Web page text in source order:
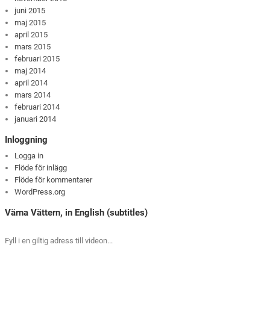
juni 2015
maj 2015
april 2015
mars 2015
februari 2015
maj 2014
april 2014
mars 2014
februari 2014
januari 2014
Inloggning
Logga in
Flöde för inlägg
Flöde för kommentarer
WordPress.org
Värna Vättern, in English (subtitles)
Fyll i en giltig adress till videon...